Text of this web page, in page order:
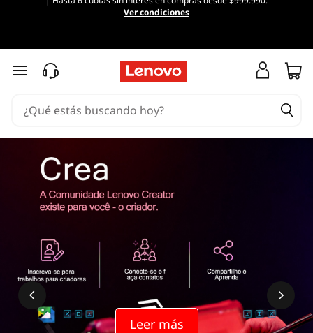
Ver condiciones
Ir al contenido principal
Leer más